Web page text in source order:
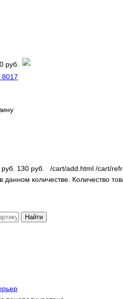
руб.
8017
130 руб. /cart/add.html /cart/
данном количестве. Количество